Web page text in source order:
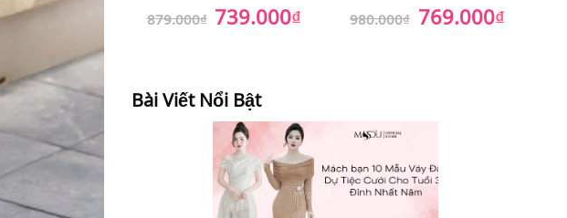
879.000₫ Giá
gốc
739.000₫ 980.000₫ Giá
gốc
769.000₫Giá
hiện
Bài Viết Nổi Bật